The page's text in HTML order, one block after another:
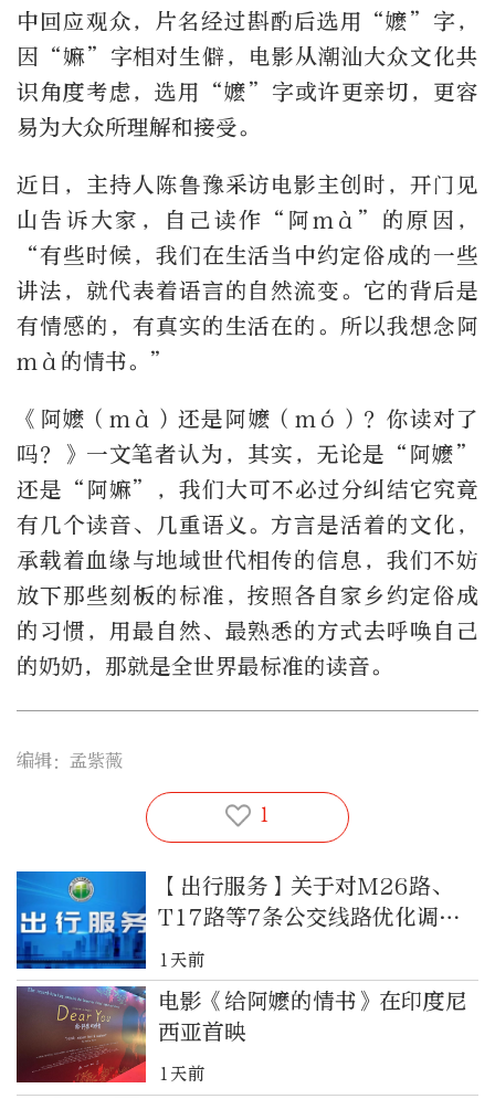
中回应观众，片名经过斟酌后选用“嬷”字，
因“嫲”字相对生僻，电影从潮汕大众文化共
识角度考虑，选用“嬷”字或许更亲切，更容
易为大众所理解和接受。
近日，主持人陈鲁豫采访电影主创时，开门见
山告诉大家，自己读作“阿mà”的原因，
“有些时候，我们在生活当中约定俗成的一些
讲法，就代表着语言的自然流变。它的背后是
有情感的，有真实的生活在的。所以我想念阿
mà的情书。”
《阿嬷（mà）还是阿嬷（mó）？你读对了
吗？》一文笔者认为，其实，无论是“阿嬷”
还是“阿嫲”，我们大可不必过分纠结它究竟
有几个读音、几重语义。方言是活着的文化，
承载着血缘与地域世代相传的信息，我们不妨
放下那些刻板的标准，按照各自家乡约定俗成
的习惯，用最自然、最熟悉的方式去呼唤自己
的奶奶，那就是全世界最标准的读音。
编辑：孟紫薇
1
【出行服务】关于对M26路、
T17路等7条公交线路优化调整
方案征求意见的反馈
1天前
电影《给阿嬷的情书》在印度尼
西亚首映
1天前